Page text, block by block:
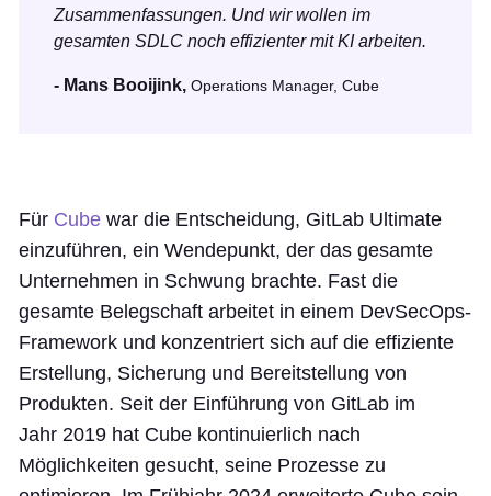
Zusammenfassungen. Und wir wollen im
gesamten SDLC noch effizienter mit KI arbeiten.
- Mans Booijink, Operations Manager, Cube
Für Cube war die Entscheidung, GitLab Ultimate
einzuführen, ein Wendepunkt, der das gesamte
Unternehmen in Schwung brachte. Fast die
gesamte Belegschaft arbeitet in einem DevSecOps-
Framework und konzentriert sich auf die effiziente
Erstellung, Sicherung und Bereitstellung von
Produkten. Seit der Einführung von GitLab im
Jahr 2019 hat Cube kontinuierlich nach
Möglichkeiten gesucht, seine Prozesse zu